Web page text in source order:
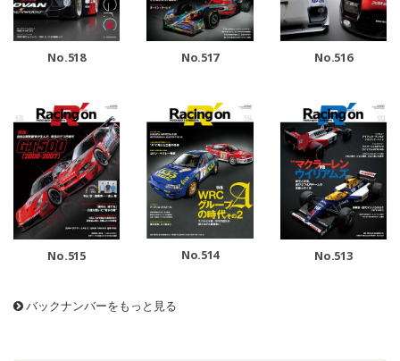
No.518 No.517 No.516
No.515 No.514 No.513
バックナンバーをもっと見る